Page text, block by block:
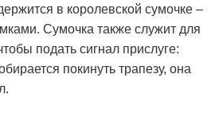
в королевской сумочке –
Сумочка также служит для
подать сигнал прислуге:
покинуть трапезу, она